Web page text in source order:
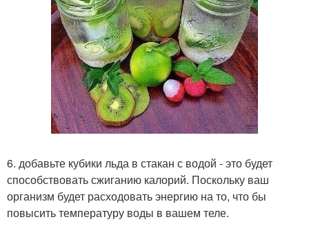
6. добавьте кубики льда в стакан с водой - это будет
способствовать сжиганию калорий. Поскольку ваш
организм будет расходовать энергию на то, что бы
повысить температуру воды в вашем теле.